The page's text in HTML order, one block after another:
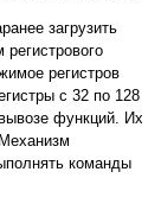
загрузить
регистров
с 32 по 128
функций. Их
команды